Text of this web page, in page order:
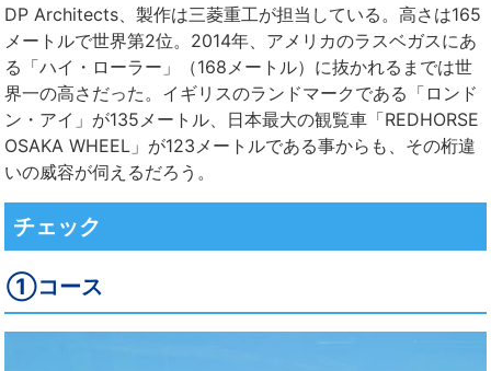
DP Architects、製作は三菱重工が担当している。高さは165
メートルで世界第2位。2014年、アメリカのラスベガスにあ
る「ハイ・ローラー」（168メートル）に抜かれるまでは世
界一の高さだった。イギリスのランドマークである「ロンド
ン・アイ」が135メートル、日本最大の観覧車「REDHORSE
OSAKA WHEEL」が123メートルである事からも、その桁違
いの威容が伺えるだろう。
チェック
①コース